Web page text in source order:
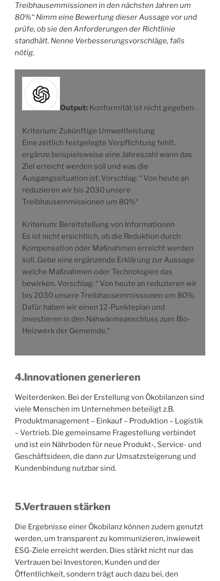
Treibhausemmissionen in den nächsten Jahren um
80%“ Nimm eine Bewertung dieser Aussage vor und
prüfe, ob sie den Anforderungen der Richtlinie
standhält. Nenne Verbesserungsvorschläge, falls
nötig.
Output: Konformität ist nicht gegeben.
Kriterium: Zukünftige Umweltleistung
Eine zeitlich festgelegte Verpflichtung fehlt,
ergänze beispielsweise eine Jahreszahl wann das
Ziel erreicht werden soll und was die
Ausgangssituation ist. Vorschlag: “ Von heute an
reduzieren wir bis 2030 unsere
Treibhausemmissionen um 80%“
Kriterium: Bereitstellung von Informationen
Es ist nicht ersichtlich, ob die Reduktion durch
Kompensation oder Maßnahmen erreicht werden
soll. Gebe eine ergänzende Erklärung zur Aussage
welche Maßnahmen oder Technologien das
bewirken. Vorschlag: “ Von heute an reduzieren wir
bis 2030 unsere Treibhausemmissionen um 80%.
Dafür haben wir einen 12-Punkteplan und
investieren in den Nahwärmeanschluss zum Bio-
Heizwerk der Gemeinde.“
4.Innovationen generieren
Weiterdenken. Bei der Erstellung von Ökobilanzen sind
viele Menschen im Unternehmen beteiligt z.B.
Produktmanagement – Einkauf – Produktion – Logistik
– Vertrieb. Die gemeinsame Fragestellung verbindet
und ist ein Nährboden für neue Produkt-, Service- und
Geschäftsideen, die dann zur Umsatzsteigerung und
Kundenbindung nutzbar sind.
5.Vertrauen stärken
Die Ergebnisse einer Ökobilanz können zudem genutzt
werden, um transparent zu kommunizieren, inwieweit
ESG-Ziele erreicht werden. Dies stärkt nicht nur das
Vertrauen bei Investoren, Kunden und der
Öffentlichkeit, sondern trägt auch dazu bei, den